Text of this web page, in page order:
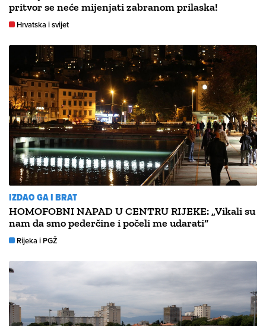
pritvor se neće mijenjati zabranom prilaska!
Hrvatska i svijet
IZDAO GA I BRAT
HOMOFOBNI NAPAD U CENTRU RIJEKE: „Vikali su
nam da smo pederčine i počeli me udarati“
Rijeka i PGŽ